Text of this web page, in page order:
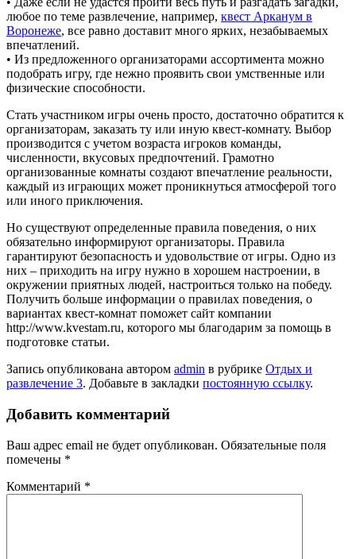
любое по теме развлечение, например, квест Арканум в
Воронеже, все равно доставит много ярких, незабываемых
впечатлений.
• Из предложенного организаторами ассортимента можно
подобрать игру, где нежно проявить свои умственные или
физические способности.
Стать участником игры очень просто, достаточно обратится к
организаторам, заказать ту или иную квест-комнату. Выбор
производится с учетом возраста игроков команды,
численности, вкусовых предпочтений. Грамотно
организованные комнаты создают впечатление реальности,
каждый из играющих может проникнуться атмосферой того
или иного приключения.
Но существуют определенные правила поведения, о них
обязательно информируют организаторы. Правила
гарантируют безопасность и удовольствие от игры. Одно из
них – приходить на игру нужно в хорошем настроении, в
окружении приятных людей, настроиться только на победу.
Получить больше информации о правилах поведения, о
вариантах квест-комнат поможет сайт компании
http://www.kvestam.ru, которого мы благодарим за помощь в
подготовке статьи.
Запись опубликована автором admin в рубрике Отдых и
развлечение 3. Добавьте в закладки постоянную ссылку.
Добавить комментарий
Ваш адрес email не будет опубликован. Обязательные поля
помечены *
Комментарий *